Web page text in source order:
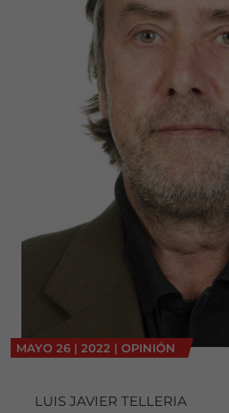
MAYO 26 | 2022 | OPINIÓN
LUIS JAVIER TELLERIA